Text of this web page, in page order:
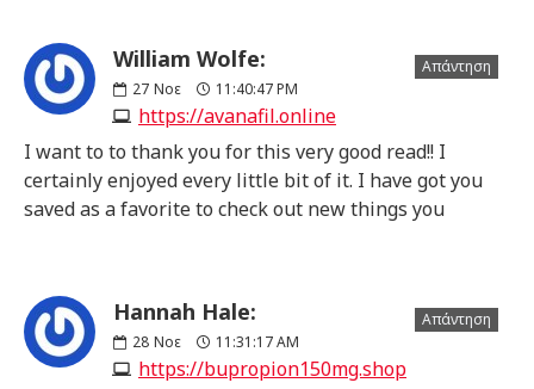
William Wolfe:
27 Νοε 11:40:47 PM
https://avanafil.online
Απάντηση
I want to to thank you for this very good read!! I
certainly enjoyed every little bit of it. I have got you
saved as a favorite to check out new things you
Hannah Hale:
28 Νοε 11:31:17 AM
https://bupropion150mg.shop
Απάντηση